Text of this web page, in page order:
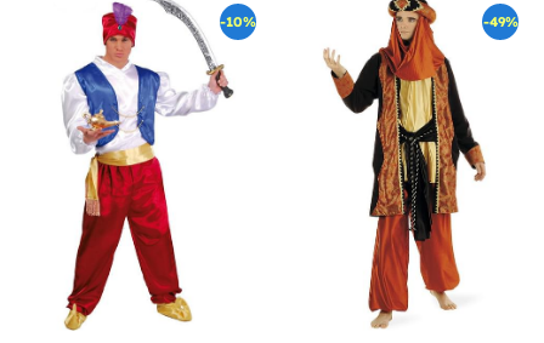
-10% -49%